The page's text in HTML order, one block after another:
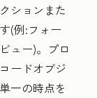
ションまた
(例:フォー
ュー)。プロ
ードオブジ
一の時点を